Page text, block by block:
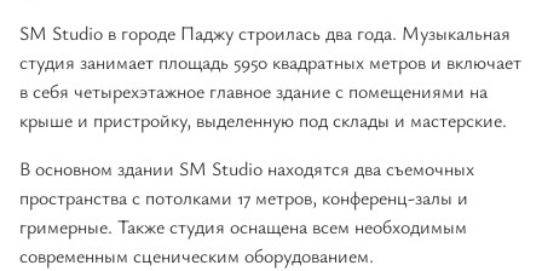
SM Studio в городе Паджу строилась два года. Музыкальная
студия занимает площадь 5950 квадратных метров и включает
в себя четырехэтажное главное здание с помещениями на
крыше и пристройку, выделенную под склады и мастерские.
В основном здании SM Studio находятся два съемочных
пространства с потолками 17 метров, конференц-залы и
гримерные. Также студия оснащена всем необходимым
современным сценическим оборудованием.